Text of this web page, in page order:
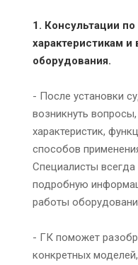
1. Консультации
характеристикам
оборудования.
- После установки
возникнуть
характеристик,
способов
Специалисты
подробную
работы
- ГК поможет
конкретных